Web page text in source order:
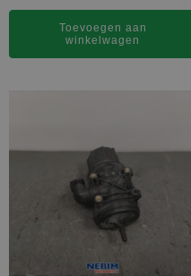
Toevoegen aan
winkelwagen